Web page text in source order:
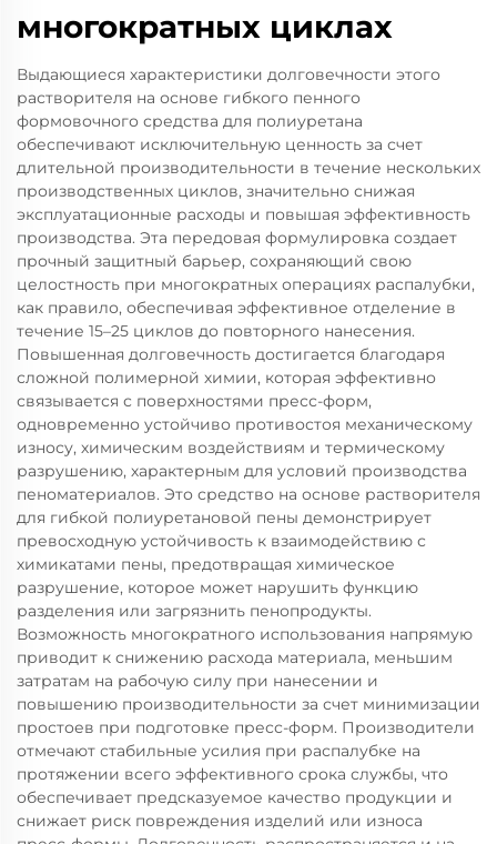
многократных циклах
Выдающиеся характеристики долговечности этого
растворителя на основе гибкого пенного
формовочного средства для полиуретана
обеспечивают исключительную ценность за счет
длительной производительности в течение нескольких
производственных циклов, значительно снижая
эксплуатационные расходы и повышая эффективность
производства. Эта передовая формулировка создает
прочный защитный барьер, сохраняющий свою
целостность при многократных операциях распалубки,
как правило, обеспечивая эффективное отделение в
течение 15–25 циклов до повторного нанесения.
Повышенная долговечность достигается благодаря
сложной полимерной химии, которая эффективно
связывается с поверхностями пресс-форм,
одновременно устойчиво противостоя механическому
износу, химическим воздействиям и термическому
разрушению, характерным для условий производства
пеноматериалов. Это средство на основе растворителя
для гибкой полиуретановой пены демонстрирует
превосходную устойчивость к взаимодействию с
химикатами пены, предотвращая химическое
разрушение, которое может нарушить функцию
разделения или загрязнить пенопродукты.
Возможность многократного использования напрямую
приводит к снижению расхода материала, меньшим
затратам на рабочую силу при нанесении и
повышению производительности за счет минимизации
простоев при подготовке пресс-форм. Производители
отмечают стабильные усилия при распалубке на
протяжении всего эффективного срока службы, что
обеспечивает предсказуемое качество продукции и
снижает риск повреждения изделий или износа